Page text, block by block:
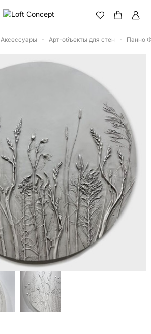
Аксессуары Арт-объекты для стен Панно